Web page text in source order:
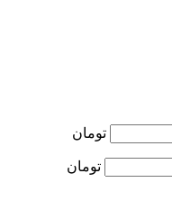
تومان
تومان